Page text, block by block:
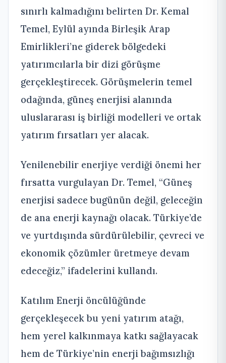
sınırlı kalmadığını belirten Dr. Kemal
Temel, Eylül ayında Birleşik Arap
Emirlikleri’ne giderek bölgedeki
yatırımcılarla bir dizi görüşme
gerçekleştirecek. Görüşmelerin temel
odağında, güneş enerjisi alanında
uluslararası iş birliği modelleri ve ortak
yatırım fırsatları yer alacak.
Yenilenebilir enerjiye verdiği önemi her
fırsatta vurgulayan Dr. Temel, “Güneş
enerjisi sadece bugünün değil, geleceğin
de ana enerji kaynağı olacak. Türkiye’de
ve yurtdışında sürdürülebilir, çevreci ve
ekonomik çözümler üretmeye devam
edeceğiz,” ifadelerini kullandı.
Katılım Enerji öncülüğünde
gerçekleşecek bu yeni yatırım atağı,
hem yerel kalkınmaya katkı sağlayacak
hem de Türkiye’nin enerji bağımsızlığı